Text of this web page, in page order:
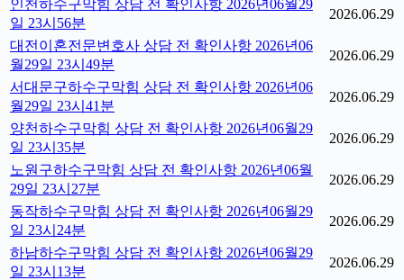
인천하수구막힘 상담 전 확인사항 2026년06월29
일 23시56분
2026.06.29
대전이혼전문변호사 상담 전 확인사항 2026년06
월29일 23시49분
2026.06.29
서대문구하수구막힘 상담 전 확인사항 2026년06
월29일 23시41분
2026.06.29
양천하수구막힘 상담 전 확인사항 2026년06월29
일 23시35분
2026.06.29
노원구하수구막힘 상담 전 확인사항 2026년06월
29일 23시27분
2026.06.29
동작하수구막힘 상담 전 확인사항 2026년06월29
일 23시24분
2026.06.29
하남하수구막힘 상담 전 확인사항 2026년06월29
일 23시13분
2026.06.29